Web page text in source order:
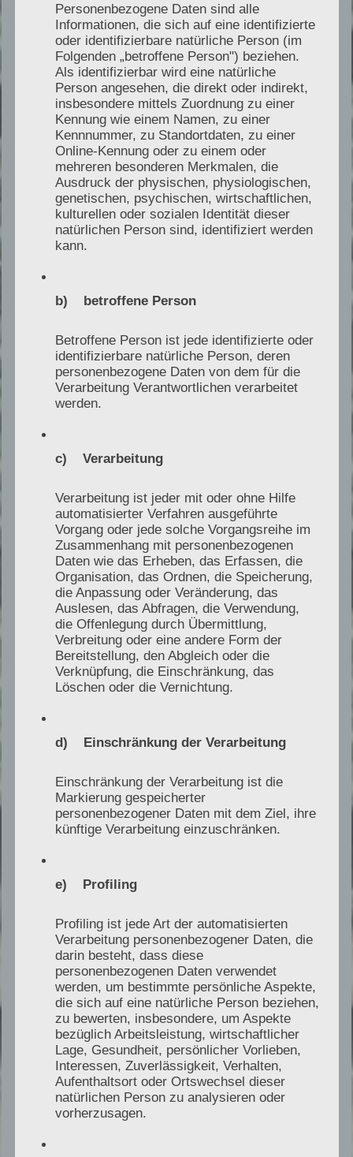
Strukturiert
Nachvollziehbare Dokumentation,
Ursachenanalyse und Risikoeinordnung.
Moderne Prüftechnik
Schallmesstechnik, Thermografie,
Dokumentation.
Digitale Werkzeuge und
KI als Unterstützung
Strukturierung umfangreicher Unterlagen,
Rekonstruktion technischer Abläufe
unterstützen. Die fachliche Bewertung,
Plausibilitätsprüfung und gutachterliche
Verantwortung liegen vollständig bei
Sascha Lentfer.
STANDORT
Kollmar bei Glückstadt
Das Gutachterbüro liegt im Kreis Steinburg
in Schleswig-Holstein und ist gut für
Einsätze im Großraum Hamburg sowie in
Norddeutschland gelegen.
Personenbezogene Daten sind alle
Informationen, die sich auf eine identifizierte
oder identifizierbare natürliche Person (im
Folgenden „betroffene Person") beziehen.
Als identifizierbar wird eine natürliche
Person angesehen, die direkt oder indirekt,
insbesondere mittels Zuordnung zu einer
Kennung wie einem Namen, zu einer
Kennnummer, zu Standortdaten, zu einer
Online-Kennung oder zu einem oder
mehreren besonderen Merkmalen, die
Ausdruck der physischen, physiologischen,
genetischen, psychischen, wirtschaftlichen,
kulturellen oder sozialen Identität dieser
natürlichen Person sind, identifiziert werden
kann.
b) betroffene Person
Betroffene Person ist jede identifizierte oder
identifizierbare natürliche Person, deren
personenbezogene Daten von dem für die
Verarbeitung Verantwortlichen verarbeitet
werden.
c) Verarbeitung
Verarbeitung ist jeder mit oder ohne Hilfe
automatisierter Verfahren ausgeführte
Vorgang oder jede solche Vorgangsreihe im
Zusammenhang mit personenbezogenen
Daten wie das Erheben, das Erfassen, die
Organisation, das Ordnen, die Speicherung,
die Anpassung oder Veränderung, das
Auslesen, das Abfragen, die Verwendung,
die Offenlegung durch Übermittlung,
Verbreitung oder eine andere Form der
Bereitstellung, den Abgleich oder die
Verknüpfung, die Einschränkung, das
Löschen oder die Vernichtung.
d) Einschränkung der Verarbeitung
Einschränkung der Verarbeitung ist die
Markierung gespeicherter
personenbezogener Daten mit dem Ziel, ihre
künftige Verarbeitung einzuschränken.
e) Profiling
Profiling ist jede Art der automatisierten
Verarbeitung personenbezogener Daten, die
darin besteht, dass diese
personenbezogenen Daten verwendet
werden, um bestimmte persönliche Aspekte,
die sich auf eine natürliche Person beziehen,
zu bewerten, insbesondere, um Aspekte
bezüglich Arbeitsleistung, wirtschaftlicher
Lage, Gesundheit, persönlicher Vorlieben,
Interessen, Zuverlässigkeit, Verhalten,
Aufenthaltsort oder Ortswechsel dieser
natürlichen Person zu analysieren oder
vorherzusagen.